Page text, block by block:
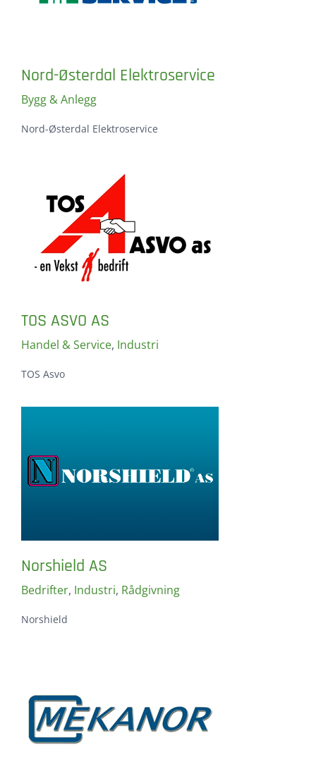
Nord-Østerdal Elektroservice
Bygg & Anlegg
Nord-Østerdal Elektroservice
TOS ASVO AS
Handel & Service, Industri
TOS Asvo
Norshield AS
Bedrifter, Industri, Rådgivning
Norshield